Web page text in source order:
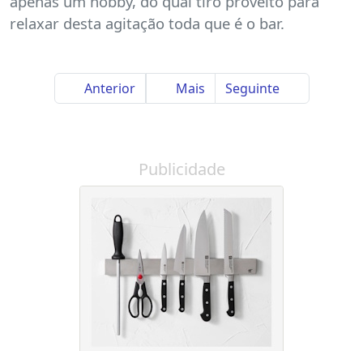
relaxar desta agitação toda que é o bar.
Anterior Mais Seguinte
Publicidade